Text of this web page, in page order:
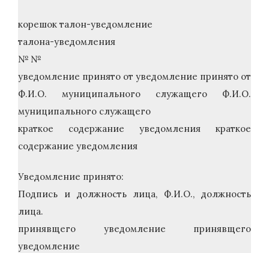
корешок талон-уведомление
талона-уведомления
№ №
уведомление принято от уведомление принято от
Ф.И.О. муниципального служащего Ф.И.О.
муниципального служащего
краткое содержание уведомления краткое
содержание уведомления
Уведомление принято:
Подпись и должность лица, Ф.И.О., должность
лица.
принявщего уведомление принявщего
уведомление